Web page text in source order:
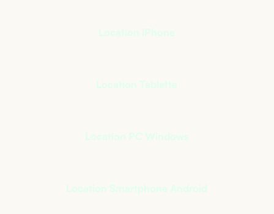
Location iPhone
Location Tablette
Location PC Windows
Location Smartphone Android